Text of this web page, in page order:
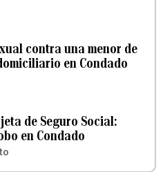
contra una menor de
en Condado
de Seguro Social:
en Condado